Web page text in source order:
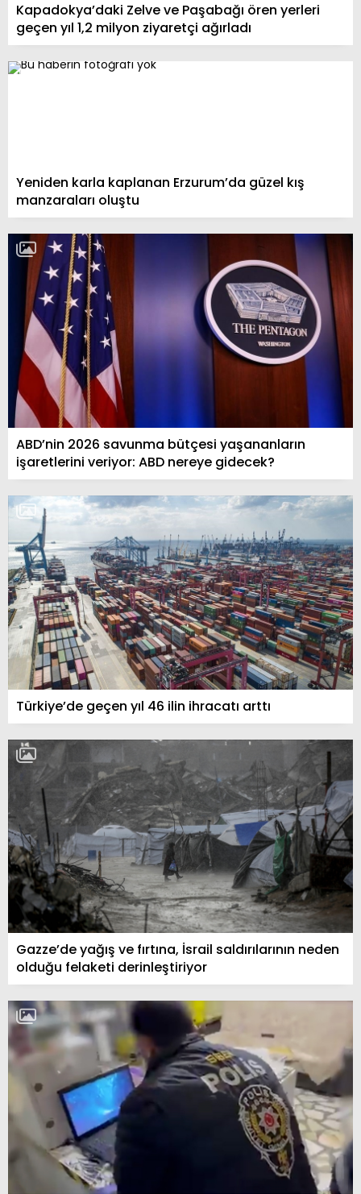
Kapadokya’daki Zelve ve Paşabağı ören yerleri
geçen yıl 1,2 milyon ziyaretçi ağırladı
Yeniden karla kaplanan Erzurum’da güzel kış
manzaraları oluştu
ABD’nin 2026 savunma bütçesi yaşananların
işaretlerini veriyor: ABD nereye gidecek?
Türkiye’de geçen yıl 46 ilin ihracatı arttı
Gazze’de yağış ve fırtına, İsrail saldırılarının neden
olduğu felaketi derinleştiriyor